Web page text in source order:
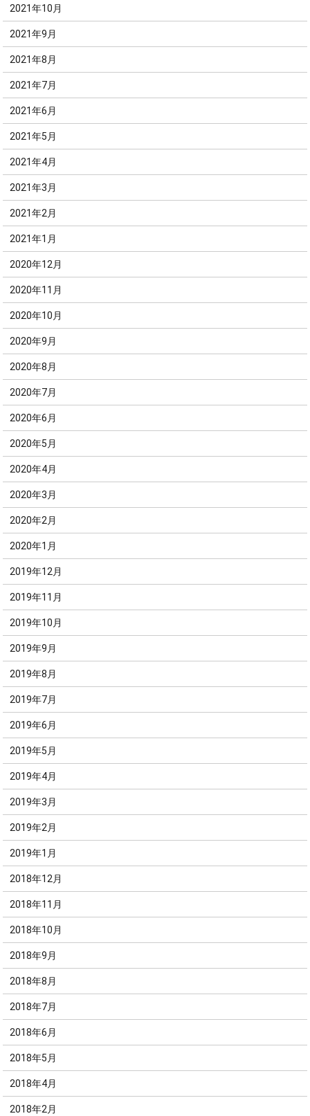
2021年10月
2021年9月
2021年8月
2021年7月
2021年6月
2021年5月
2021年4月
2021年3月
2021年2月
2021年1月
2020年12月
2020年11月
2020年10月
2020年9月
2020年8月
2020年7月
2020年6月
2020年5月
2020年4月
2020年3月
2020年2月
2020年1月
2019年12月
2019年11月
2019年10月
2019年9月
2019年8月
2019年7月
2019年6月
2019年5月
2019年4月
2019年3月
2019年2月
2019年1月
2018年12月
2018年11月
2018年10月
2018年9月
2018年8月
2018年7月
2018年6月
2018年5月
2018年4月
2018年2月